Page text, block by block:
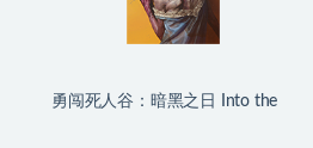
勇闯死人谷：暗黑之日 Into the